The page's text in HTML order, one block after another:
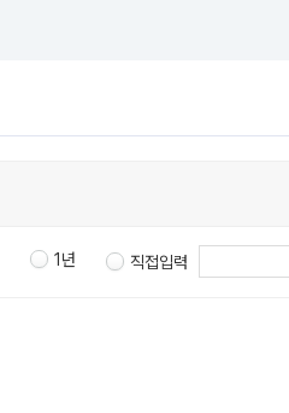
1년 직접입력